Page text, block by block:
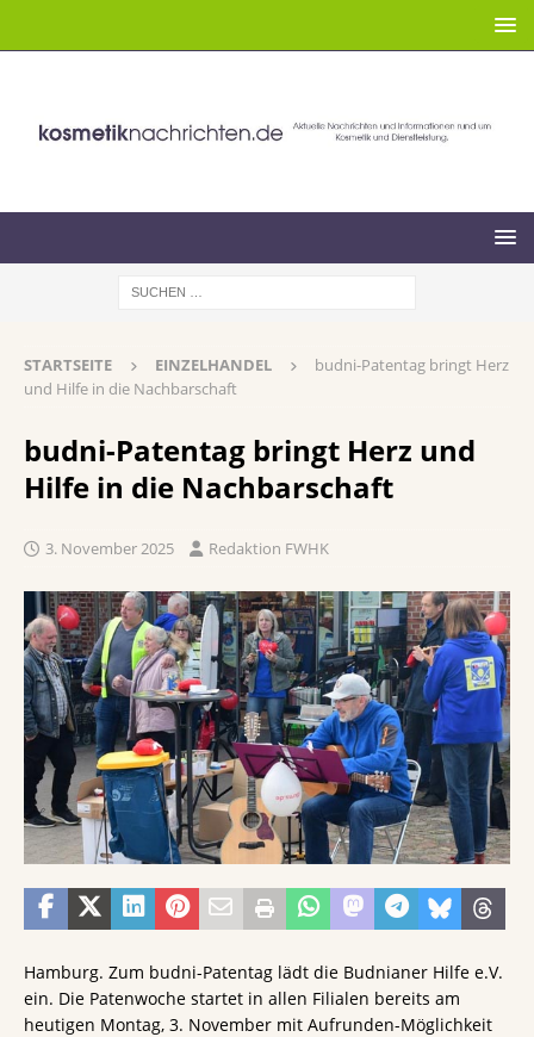
STARTSEITE EINZELHANDEL
budni-Patentag bringt Herz
und Hilfe in die Nachbarschaft
budni-Patentag bringt Herz und
Hilfe in die Nachbarschaft
3. November 2025 Redaktion FWHK
Hamburg. Zum budni-Patentag lädt die Budnianer Hilfe e.V.
ein. Die Patenwoche startet in allen Filialen bereits am
heutigen Montag, 3. November mit Aufrunden-Möglichkeit